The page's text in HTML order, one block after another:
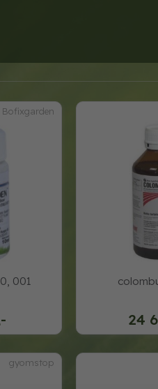
Bofixgarden
001
24
gyomstop